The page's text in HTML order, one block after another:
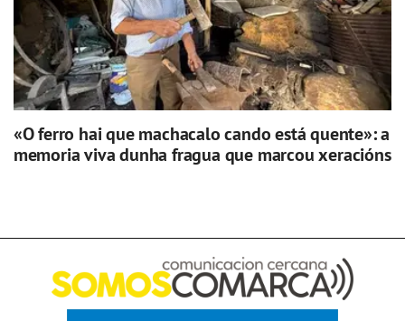
«O ferro hai que machacalo cando está quente»: a
memoria viva dunha fragua que marcou xeracións